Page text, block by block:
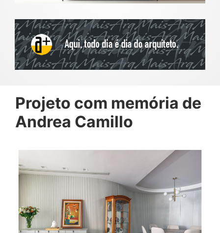
Projeto com memória de
Andrea Camillo